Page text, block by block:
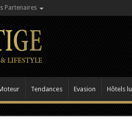
Partenaires
Tendances Evasion Hôtels